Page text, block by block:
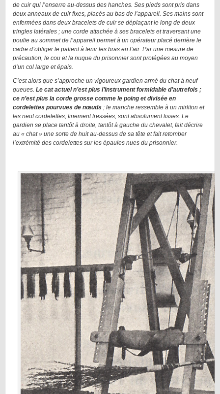
de cuir qui l’enserre au-dessus des hanches. Ses pieds sont pris dans
deux anneaux de cuir fixes, placés au bas de l’appareil. Ses mains sont
enfermées dans deux bracelets de cuir se déplaçant le long de deux
tringles latérales ; une corde attachée à ses bracelets et traversant une
poulie au sommet de l’appareil permet à un opérateur placé derrière le
cadre d’obliger le patient à tenir les bras en l’air. Par une mesure de
précaution, le cou et la nuque du prisonnier sont protégées au moyen
d’un col large et épais.
C’est alors que s’approche un vigoureux gardien armé du chat à neuf
queues. Le cat actuel n’est plus l’instrument formidable d’autrefois ;
ce n’est plus la corde grosse comme le poing et divisée en
cordelettes pourvues de nœuds ; le manche ressemble à un mirliton et
les neuf cordelettes, finement tressées, sont absolument lisses. Le
gardien se place tantôt à droite, tantôt à gauche du chevalet, fait décrire
au « chat » une sorte de huit au-dessus de sa tête et fait retomber
l’extrémité des cordelettes sur les épaules nues du prisonnier.